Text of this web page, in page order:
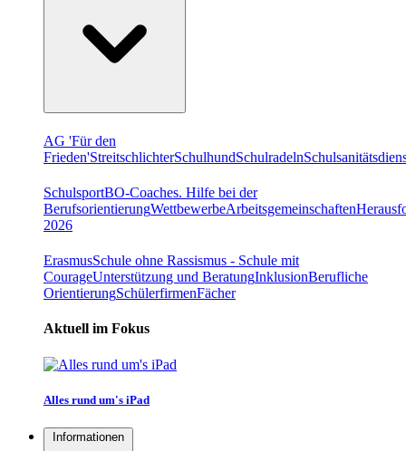
AG 'Für den
Frieden'StreitschlichterSchulhundSchulradeln
SchulsportBO-Coaches. Hilfe bei der
BerufsorientierungWettbewerbeArbeitsgemeinschaften
2026
ErasmusSchule ohne Rassismus - Schule mit
CourageUnterstützung und BeratungInklusionBerufliche
OrientierungSchülerfirmenFächer
Aktuell im Fokus
Alles rund um's iPad
Informationen